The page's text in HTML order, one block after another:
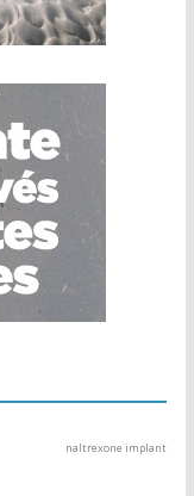
naltrexone implant